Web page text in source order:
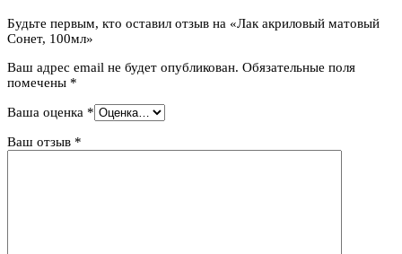
Будьте первым, кто оставил отзыв на «Лак акриловый матовый
Сонет, 100мл»
Ваш адрес email не будет опубликован. Обязательные поля
помечены *
Ваша оценка *
Ваш отзыв *